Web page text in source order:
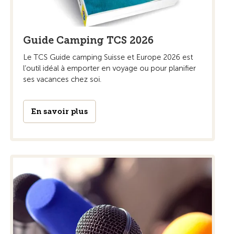
Guide Camping TCS 2026
Le TCS Guide camping Suisse et Europe 2026 est
l’outil idéal à emporter en voyage ou pour planifier
ses vacances chez soi.
En savoir plus